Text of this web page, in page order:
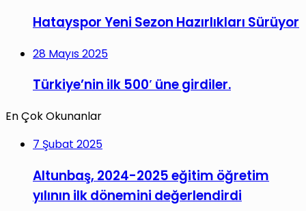
Hatayspor Yeni Sezon Hazırlıkları Sürüyor
28 Mayıs 2025
Türkiye’nin ilk 500′ üne girdiler.
En Çok Okunanlar
7 Şubat 2025
Altunbaş, 2024-2025 eğitim öğretim
yılının ilk dönemini değerlendirdi